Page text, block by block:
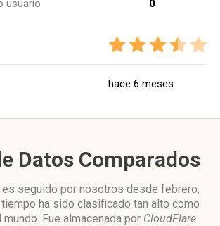
usuario
0
hace 6 meses
Datos Comparados
es seguido por nosotros desde febrero,
ha sido clasificado tan alto como
Fue almacenada por CloudFlare